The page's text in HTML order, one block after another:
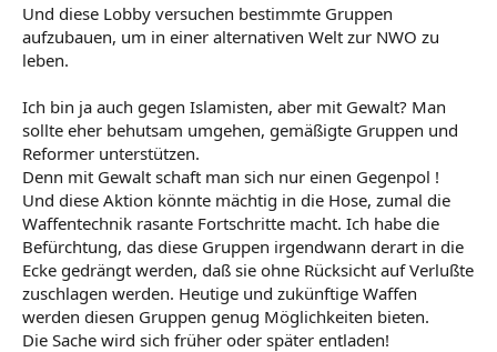
Und diese Lobby versuchen bestimmte Gruppen
aufzubauen, um in einer alternativen Welt zur NWO zu
leben.
Ich bin ja auch gegen Islamisten, aber mit Gewalt? Man
sollte eher behutsam umgehen, gemäßigte Gruppen und
Reformer unterstützen.
Denn mit Gewalt schaft man sich nur einen Gegenpol !
Und diese Aktion könnte mächtig in die Hose, zumal die
Waffentechnik rasante Fortschritte macht. Ich habe die
Befürchtung, das diese Gruppen irgendwann derart in die
Ecke gedrängt werden, daß sie ohne Rücksicht auf Verlußte
zuschlagen werden. Heutige und zukünftige Waffen
werden diesen Gruppen genug Möglichkeiten bieten.
Die Sache wird sich früher oder später entladen!